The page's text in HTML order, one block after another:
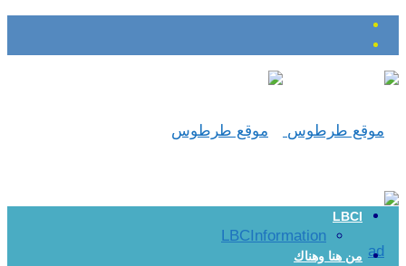
LBCI
LBCInformation
من هنا وهناك